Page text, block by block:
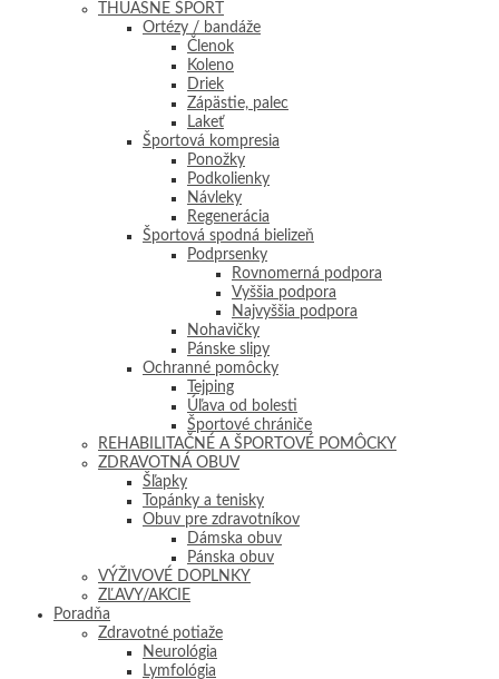
THUASNE ŠPORT
Ortézy / bandáže
Členok
Koleno
Driek
Zápästie, palec
Lakeť
Športová kompresia
Ponožky
Podkolienky
Návleky
Regenerácia
Športová spodná bielizeň
Podprsenky
Rovnomerná podpora
Vyššia podpora
Najvyššia podpora
Nohavičky
Pánske slipy
Ochranné pomôcky
Tejping
Úľava od bolesti
Športové chrániče
REHABILITAČNÉ A ŠPORTOVÉ POMÔCKY
ZDRAVOTNÁ OBUV
Šľapky
Topánky a tenisky
Obuv pre zdravotníkov
Dámska obuv
Pánska obuv
VÝŽIVOVÉ DOPLNKY
ZĽAVY/AKCIE
Poradňa
Zdravotné potiaže
Neurológia
Lymfológia